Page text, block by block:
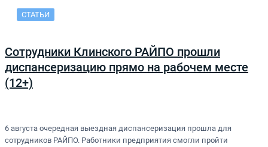
СТАТЬИ
Сотрудники Клинского РАЙПО прошли
диспансеризацию прямо на рабочем месте
(12+)
6 августа очередная выездная диспансеризация прошла для
сотрудников РАЙПО. Работники предприятия смогли пройти